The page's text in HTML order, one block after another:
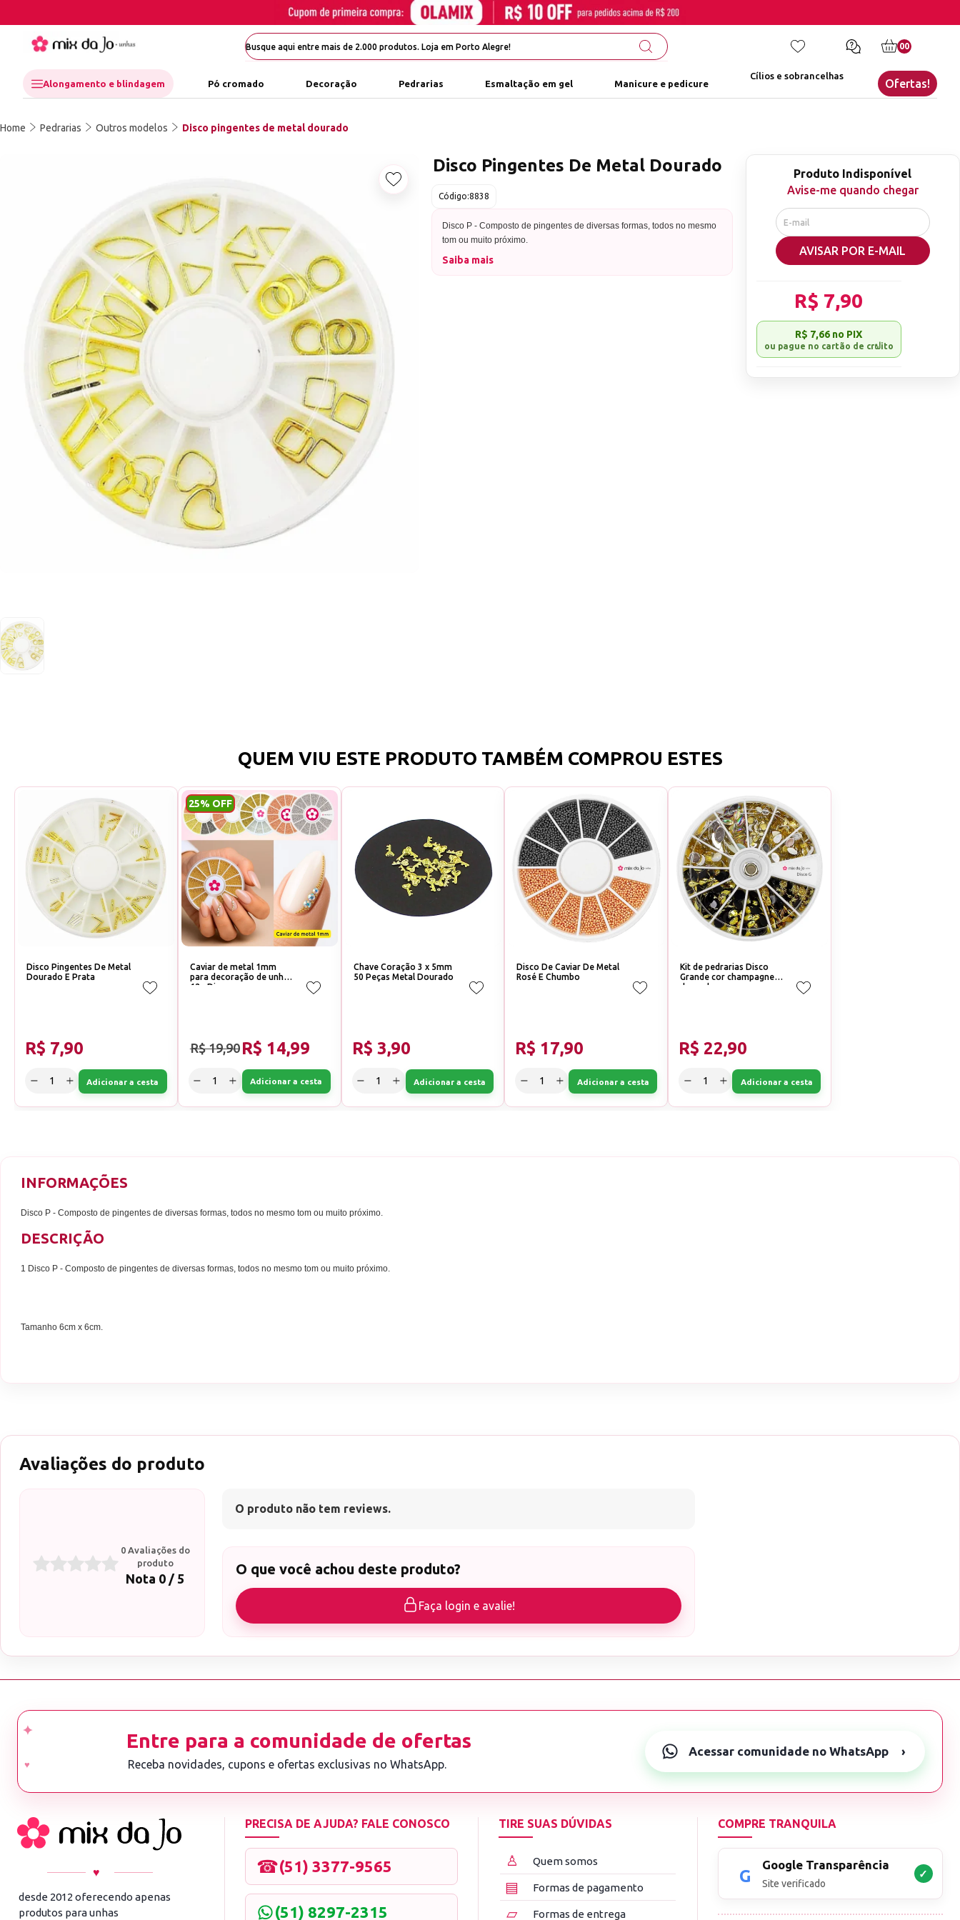
00
Alongamento e blindagem Pó cromado Decoração Pedrarias Esmaltação em gel Manicure e pedicure
Cílios e sobrancelhas
Ofertas!
Home Pedrarias Outros modelos Disco pingentes de metal dourado
Adicionar aos favoritos
Disco Pingentes De Metal Dourado
Código:8838
Disco P - Composto de pingentes de diversas formas, todos no mesmo
tom ou muito próximo.
Saiba mais
R$ 7,90
R$ 7,66 no PIX
Produto Indisponível
Avise-me quando chegar
AVISAR POR E-MAIL
QUEM VIU ESTE PRODUTO TAMBÉM COMPROU ESTES
Disco Pingentes De Metal
Dourado E Prata
R$ 7,90
Adicionar a cesta
25% OFF
Caviar de metal 1mm
para decoração de unhas
12g Disco
R$ 19,90 R$ 14,99
Adicionar a cesta
Chave Coração 3 x 5mm
50 Peças Metal Dourado
R$ 3,90
Adicionar a cesta
Disco De Caviar De Metal
Rosé E Chumbo
R$ 17,90
Adicionar a cesta
Kit de pedrarias Disco
Grande cor champagne e
dourado
R$ 22,90
Adicionar a cesta
INFORMAÇÕES
Disco P - Composto de pingentes de diversas formas, todos no mesmo tom ou muito próximo.
DESCRIÇÃO
1 Disco P - Composto de pingentes de diversas formas, todos no mesmo tom ou muito próximo.
Tamanho 6cm x 6cm.
Avaliações do produto
0 Avaliações do
produto
Nota 0 / 5
O produto não tem reviews.
O que você achou deste produto?
Faça login e avalie!
Entre para a comunidade de ofertas
Receba novidades, cupons e ofertas exclusivas no WhatsApp.
Acessar comunidade no WhatsApp ›
♥
desde 2012 oferecendo apenas
produtos para unhas
PRECISA DE AJUDA? FALE CONOSCO
☎(51) 3377-9565
(51) 8297-2315
TIRE SUAS DÚVIDAS
♙ Quem somos
▤ Formas de pagamento
▱ Formas de entrega
COMPRE TRANQUILA
Google Transparência
Site verificado
✓